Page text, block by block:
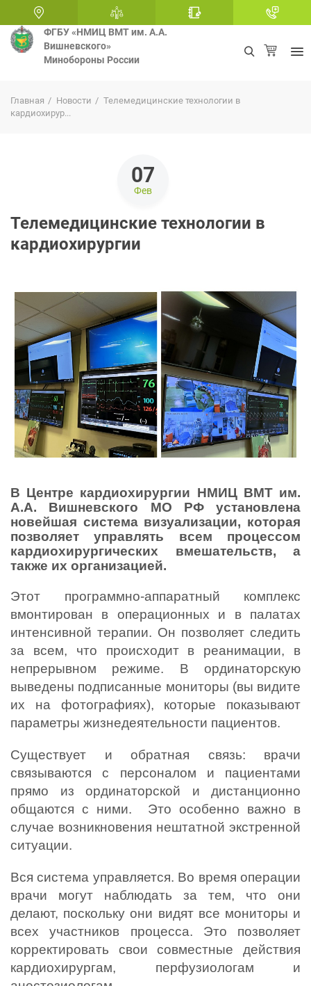
ФГБУ «НМИЦ ВМТ им. А.А.
Вишневского»
Минобороны России
Главная Новости
Телемедицинские технологии в
кардиохирур...
07
Фев
Телемедицинские технологии в
кардиохирургии
В Центре кардиохирургии НМИЦ ВМТ им.
А.А. Вишневского МО РФ установлена
новейшая система визуализации, которая
позволяет управлять всем процессом
кардиохирургических вмешательств, а
также их организацией.
Этот программно-аппаратный комплекс
вмонтирован в операционных и в палатах
интенсивной терапии. Он позволяет следить
за всем, что происходит в реанимации, в
непрерывном режиме. В ординаторскую
выведены подписанные мониторы (вы видите
их на фотографиях), которые показывают
параметры жизнедеятельности пациентов.
Существует и обратная связь: врачи
связываются с персоналом и пациентами
прямо из ординаторской и дистанционно
общаются с ними.  Это особенно важно в
случае возникновения нештатной экстренной
ситуации.
Вся система управляется. Во время операции
врачи могут наблюдать за тем, что они
делают, поскольку они видят все мониторы и
всех участников процесса. Это позволяет
корректировать свои совместные действия
кардиохирургам, перфузиологам и